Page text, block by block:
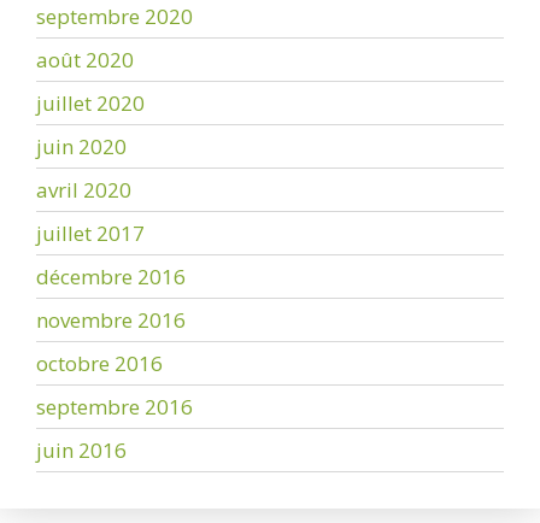
septembre 2020
août 2020
juillet 2020
juin 2020
avril 2020
juillet 2017
décembre 2016
novembre 2016
octobre 2016
septembre 2016
juin 2016